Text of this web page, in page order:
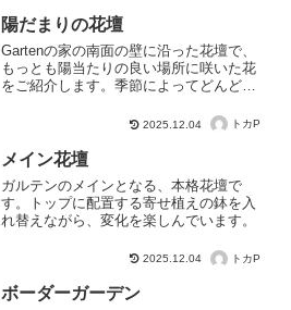
陽だまりの花壇
Gartenの家の南面の壁に沿った花壇で、
もっとも陽当たりの良い場所に咲いた花
をご紹介します。季節によってどんどん
2025.12.04 トカP
メイン花壇
ガルテンのメインとなる、本格花壇で
す。トップに配置する寄せ植えの鉢を入
れ替えながら、変化を楽しんでいます。
2025.12.04 トカP
ボーダーガーデン